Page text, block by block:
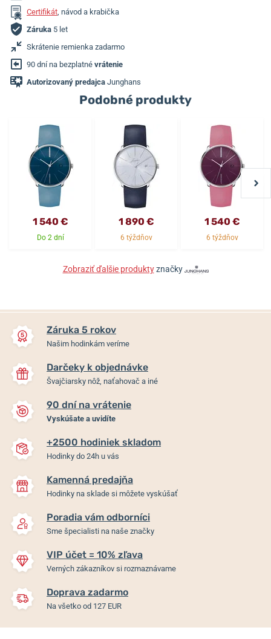
Certifikát, návod a krabička
Záruka 5 let
Skrátenie remienka zadarmo
90 dní na bezplatné vrátenie
Autorizovaný predajca Junghans
Podobné produkty
1 540 €
Do 2 dní
1 890 €
6 týždňov
1 540 €
6 týždňov
Zobraziť ďalšie produktyznačky
Záruka 5 rokov
Našim hodinkám veríme
Darčeky k objednávke
Švajčiarsky nôž, naťahovač a iné
90 dní na vrátenie
Vyskúšate a uvidíte
+2500 hodiniek skladom
Hodinky do 24h u vás
Kamenná predajňa
Hodinky na sklade si môžete vyskúšať
Poradia vám odborníci
Sme špecialisti na naše značky
VIP účet = 10% zľava
Verných zákazníkov si rozmaznávame
Doprava zadarmo
Na všetko od 127 EUR